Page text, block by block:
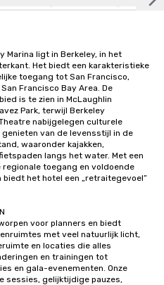
Marina ligt in Berkeley, in het
Het biedt een karakteristieke
toegang tot San Francisco,
Francisco Bay Area. De
is te zien in McLaughlin
Park, terwijl Berkeley
nabijgelegen culturele
van de levensstijl in de
waaronder kajakken,
langs het water. Met een
toegang en voldoende
het hotel een „retraitegevoel”
voor planners en biedt
met veel natuurlijk licht,
en locaties die alles
en trainingen tot
en gala-evenementen. Onze
sessies, gelijktijdige pauzes,